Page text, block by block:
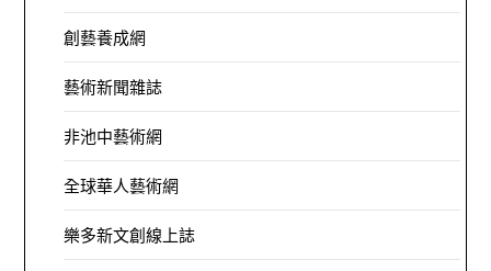
創藝養成網
藝術新聞雜誌
非池中藝術網
全球華人藝術網
樂多新文創線上誌